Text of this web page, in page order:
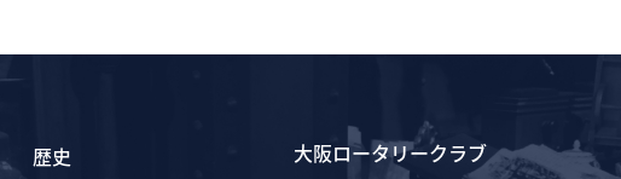
歴史 大阪ロータリークラブ